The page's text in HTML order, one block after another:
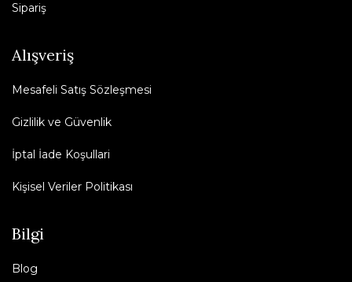
Sipariş
Alışveriş
Mesafeli Satış Sözleşmesi
Gizlilik ve Güvenlik
İptal İade Koşullari
Kişisel Veriler Politikası
Bilgi
Blog